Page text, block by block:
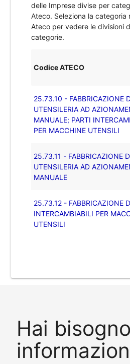
delle Imprese divise per
Ateco. Seleziona la categoria
Ateco per vedere le divisioni
categorie.
Codice ATECO
25.73.10 - FABBRICAZIONE
UTENSILERIA AD
MANUALE; PARTI
PER MACCHINE UTENSILI
25.73.11 - FABBRICAZIONE
UTENSILERIA AD
MANUALE
25.73.12 - FABBRICAZIONE
INTERCAMBIABILI PER
UTENSILI
Hai